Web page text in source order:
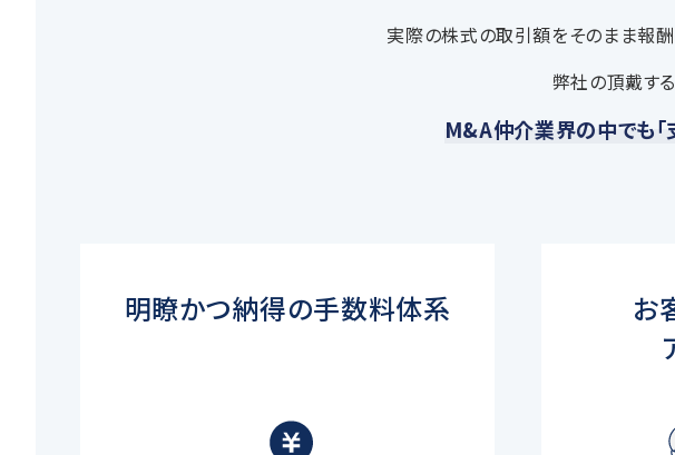
実際の株式の取引額をそのまま報
弊社の頂戴す
M&A仲介業界の中でも
明瞭かつ納得の手数料体系
お